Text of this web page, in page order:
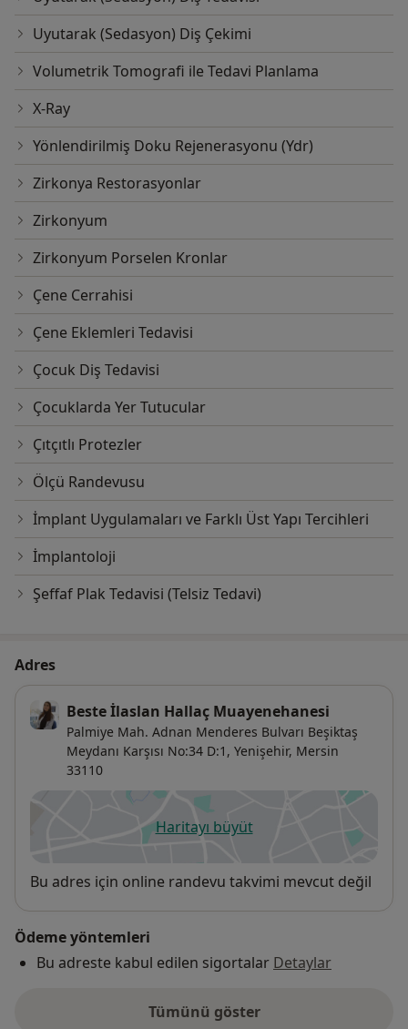
Uyutarak (Sedasyon) Diş Çekimi
Volumetrik Tomografi ile Tedavi Planlama
X-Ray
Yönlendirilmiş Doku Rejenerasyonu (Ydr)
Zirkonya Restorasyonlar
Zirkonyum
Zirkonyum Porselen Kronlar
Çene Cerrahisi
Çene Eklemleri Tedavisi
Çocuk Diş Tedavisi
Çocuklarda Yer Tutucular
Çıtçıtlı Protezler
Ölçü Randevusu
İmplant Uygulamaları ve Farklı Üst Yapı Tercihleri
İmplantoloji
Şeffaf Plak Tedavisi (Telsiz Tedavi)
Adres
Beste İlaslan Hallaç Muayenehanesi
Palmiye Mah. Adnan Menderes Bulvarı Beşiktaş
Meydanı Karşısı No:34 D:1, Yenişehir, Mersin
33110
Haritayı büyütyeni bir sekmede açılır
Uygunluk
Bu adres için online randevu takvimi mevcut değil
Ödeme yöntemleri
Bu adreste kabul edilen sigortalar Detaylar
Tümünü göster
adres hakkında